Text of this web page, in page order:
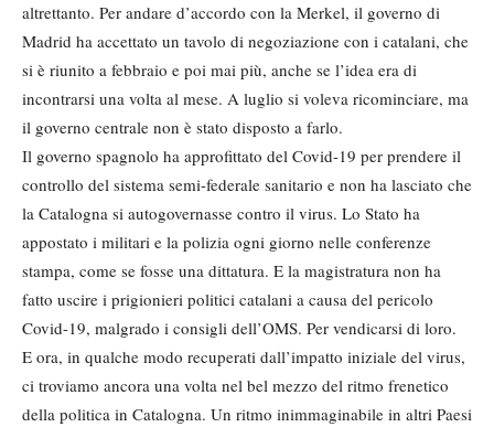
altrettanto. Per andare d’accordo con la Merkel, il governo di
Madrid ha accettato un tavolo di negoziazione con i catalani, che
si è riunito a febbraio e poi mai più, anche se l’idea era di
incontrarsi una volta al mese. A luglio si voleva ricominciare, ma
il governo centrale non è stato disposto a farlo.
Il governo spagnolo ha approfittato del Covid-19 per prendere il
controllo del sistema semi-federale sanitario e non ha lasciato che
la Catalogna si autogovernasse contro il virus. Lo Stato ha
appostato i militari e la polizia ogni giorno nelle conferenze
stampa, come se fosse una dittatura. E la magistratura non ha
fatto uscire i prigionieri politici catalani a causa del pericolo
Covid-19, malgrado i consigli dell’OMS. Per vendicarsi di loro.
E ora, in qualche modo recuperati dall’impatto iniziale del virus,
ci troviamo ancora una volta nel bel mezzo del ritmo frenetico
della politica in Catalogna. Un ritmo inimmaginabile in altri Paesi